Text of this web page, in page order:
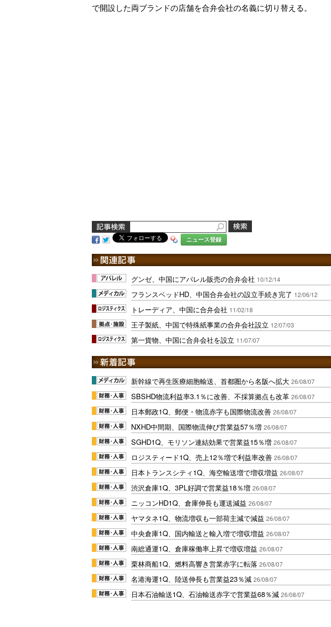
で開設した両ブランドの店舗を合弁会社の名義に切り替える。
ニュース登録
グンゼ、中国にアパレル販売の合弁会社 10/12/14
フランスベッドHD、中国合弁会社の設立手続き完了 12/06/12
トレーディア、中国に合弁会社 11/02/18
王子製紙、中国で特殊紙事業の合弁会社設立 12/07/03
第一貨物、中国に合弁会社を設立 11/07/07
新幹線で再生医療細胞輸送、首都圏から名阪へ拡大 26/08/07
SBSHD物流利益率3.1％に改善、不採算拠点も改革 26/08/07
日本郵政1Q、郵便・物流赤字も国際物流改善 26/08/07
NXHD中間期、国際物流伸び営業益57％増 26/08/07
SGHD1Q、モリソン連結効果で営業益15％増 26/08/07
ロジスティード1Q、売上12％増で利益率改善 26/08/07
日本トランスシティ1Q、海空輸送増で増収増益 26/08/07
渋沢倉庫1Q、3PL好調で営業益18％増 26/08/07
ニッコンHD1Q、倉庫伸長も運送減益 26/08/07
ヤマタネ1Q、物流増収も一部荷主減で減益 26/08/07
中央倉庫1Q、国内輸送と輸入増で増収増益 26/08/07
南総通運1Q、倉庫稼働率上昇で増収増益 26/08/07
栗林商船1Q、燃料高響き営業赤字に転落 26/08/07
名港海運1Q、陸送伸長も営業益23％減 26/08/07
日本石油輸送1Q、石油輸送赤字で営業益68％減 26/08/07